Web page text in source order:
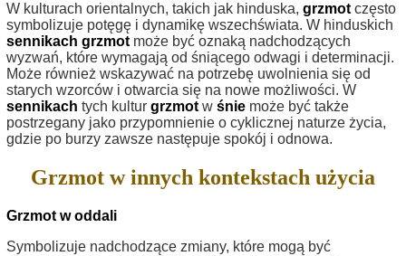
W kulturach orientalnych, takich jak hinduska, grzmot często
symbolizuje potęgę i dynamikę wszechświata. W hinduskich
sennikach grzmot może być oznaką nadchodzących
wyzwań, które wymagają od śniącego odwagi i determinacji.
Może również wskazywać na potrzebę uwolnienia się od
starych wzorców i otwarcia się na nowe możliwości. W
sennikach tych kultur grzmot w śnie może być także
postrzegany jako przypomnienie o cyklicznej naturze życia,
gdzie po burzy zawsze następuje spokój i odnowa.
Grzmot w innych kontekstach użycia
Grzmot w oddali
Symbolizuje nadchodzące zmiany, które mogą być